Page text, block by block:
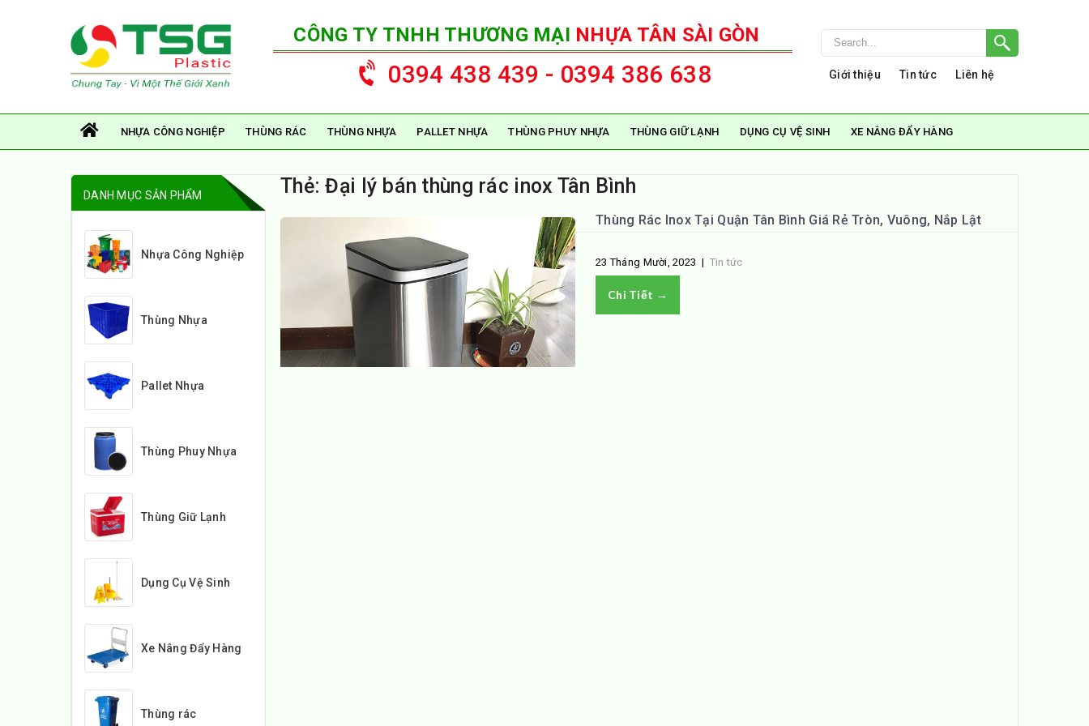
CÔNG TY TNHH THƯƠNG MẠI NHỰA TÂN SÀI GÒN
0394 438 439 - 0394 386 638 Giới thiệu Tin tức Liên hệ
NHỰA CÔNG NGHIỆP THÙNG RÁC THÙNG NHỰA PALLET NHỰA THÙNG PHUY NHỰA THÙNG GIỮ LẠNH DỤNG CỤ VỆ SINH XE NÂNG ĐẨY HÀNG
Thẻ:Đại lý bán thùng rác inox Tân Bình
Thùng Rác Inox Tại Quận Tân Bình Giá Rẻ Tròn, Vuông, Nắp Lật
23 Tháng Mười, 2023 | Tin tức
Chi Tiết →
DANH MỤC SẢN PHẨM
Nhựa Công Nghiệp
Thùng Nhựa
Pallet Nhựa
Thùng Phuy Nhựa
Thùng Giữ Lạnh
Dụng Cụ Vệ Sinh
Xe Nâng Đẩy Hàng
Thùng rác